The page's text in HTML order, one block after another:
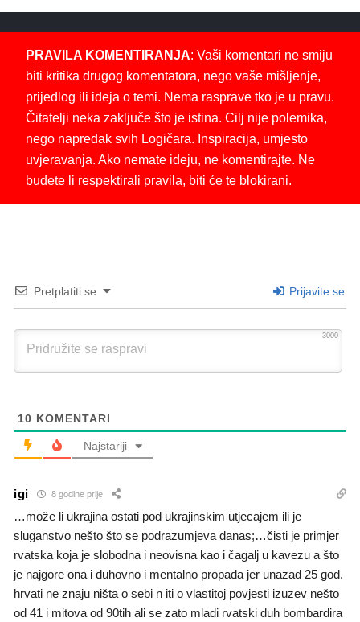
PRAVILA KOMENTIRANJA: Vaši komentari ne smiju
biti kritika drugog komentatora, nego vaše mišljenje,
prijedlog ili ideja o temi. Nema rasprave tko je u pravu.
Čitatelji neka zaključe što je istina. Cilj nije polemika,
nego napredak svih Logičara. Inspiracija, umjesto
uvjeravanja. Ako nemate ideju, ne komentirajte. Ne
budete li respektirali pravila, biti će te blokirani.
Pretplatiti se Prijavite se
3000
10 KOMENTARI
Najstariji
igi 8 godine prije
…može li ukrajina ostati pod ukrajinskim utjecajem ili je
sluganstvo nešto što se podrazumjeva danas;…čisti je primjer
rvatska koja je slobodna i neovisna kao i čagalj u kavezu a što
je najgore ona i duhovno i mentalno propada jer unazad 25 god.
hrvati ne znaju ništa o sebi n iti o vlastitoj povjesti izuzev nešto
od 41 i mitova od 90tih ali se zato mladi rvatski duh bombardira